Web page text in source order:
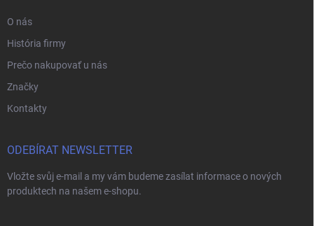
O nás
História firmy
Prečo nakupovať u nás
Značky
Kontakty
ODEBÍRAT NEWSLETTER
Vložte svůj e-mail a my vám budeme zasílat informace o nových
produktech na našem e-shopu.